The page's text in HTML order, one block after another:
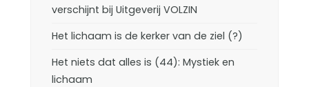
verschijnt bij Uitgeverij VOLZIN
Het lichaam is de kerker van de ziel (?)
Het niets dat alles is (44): Mystiek en
lichaam